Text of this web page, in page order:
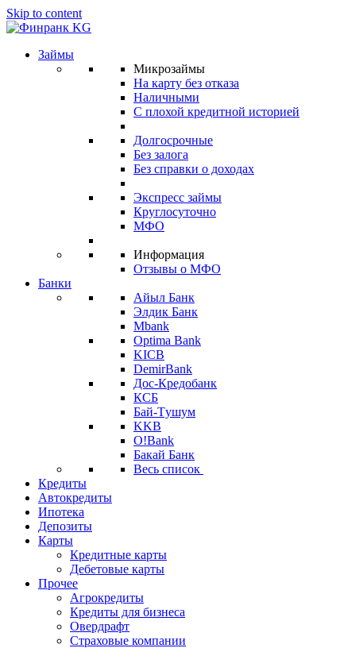
Skip to content
Займы
Микрозаймы
На карту без отказа
Наличными
С плохой кредитной историей
Долгосрочные
Без залога
Без справки о доходах
Экспресс займы
Круглосуточно
МФО
Информация
Отзывы о МФО
Банки
Айыл Банк
Элдик Банк
Mbank
Optima Bank
KICB
DemirBank
Дос-Кредобанк
КСБ
Бай-Tушум
KKB
O!Bank
Бакай Банк
Весь список
Кредиты
Автокредиты
Ипотека
Депозиты
Карты
Кредитные карты
Дебетовые карты
Прочее
Агрокредиты
Кредиты для бизнеса
Овердрафт
Страховые компании